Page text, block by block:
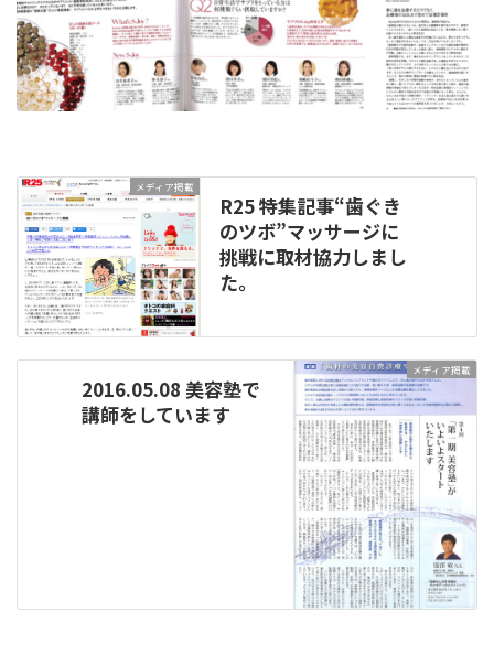
メディア掲載
R25 特集記事“歯ぐき
のツボ”マッサージに
挑戦に取材協力しまし
た。
メディア掲載
2016.05.08 美容塾で
講師をしています